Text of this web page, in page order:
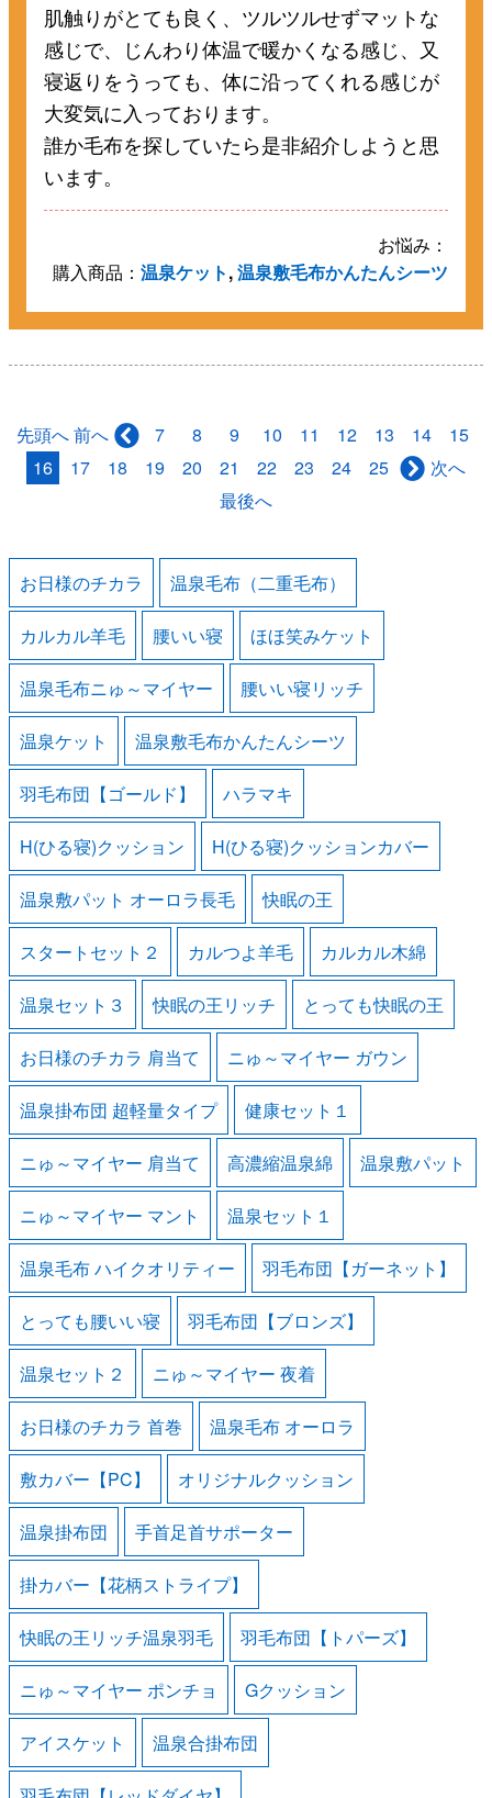
肌触りがとても良く、ツルツルせずマットな
感じで、じんわり体温で暖かくなる感じ、又
寝返りをうっても、体に沿ってくれる感じが
大変気に入っております。
誰か毛布を探していたら是非紹介しようと思
います。
お悩み：
購入商品： 温泉ケット,温泉敷毛布かんたんシーツ
先頭へ前へ 7 8 9 10 11 12 13 14
15
16
17 18 19 20 21 22 23 24 25
次へ
最後へ
お日様のチカラ 温泉毛布（二重毛布）
カルカル羊毛 腰いい寝 ほほ笑みケット
温泉毛布ニゅ～マイヤー 腰いい寝リッチ
温泉ケット 温泉敷毛布かんたんシーツ
羽毛布団【ゴールド】 ハラマキ
H(ひる寝)クッション H(ひる寝)クッションカバー
温泉敷パット オーロラ長毛 快眠の王
スタートセット２ カルつよ羊毛 カルカル木綿
温泉セット３ 快眠の王リッチ とっても快眠の王
お日様のチカラ 肩当て ニゅ～マイヤー ガウン
温泉掛布団 超軽量タイプ 健康セット１
ニゅ～マイヤー 肩当て 高濃縮温泉綿 温泉敷パット
ニゅ～マイヤー マント 温泉セット１
温泉毛布 ハイクオリティー 羽毛布団【ガーネット】
とっても腰いい寝 羽毛布団【ブロンズ】
温泉セット２ ニゅ～マイヤー 夜着
お日様のチカラ 首巻 温泉毛布 オーロラ
敷カバー【PC】 オリジナルクッション
温泉掛布団 手首足首サポーター
掛カバー【花柄ストライプ】
快眠の王リッチ温泉羽毛 羽毛布団【トパーズ】
ニゅ～マイヤー ポンチョ Gクッション
アイスケット 温泉合掛布団